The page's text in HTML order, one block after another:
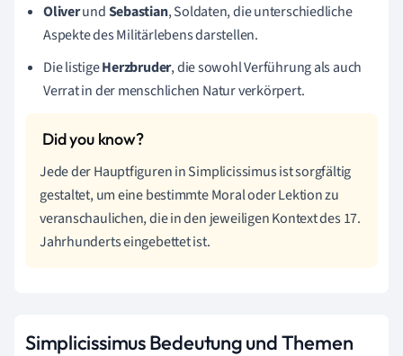
OliverundSebastian, Soldaten, die unterschiedliche
Aspekte des Militärlebens darstellen.
Die listigeHerzbruder, die sowohl Verführung als auch
Verrat in der menschlichen Natur verkörpert.
Jede der Hauptfiguren in Simplicissimus ist sorgfältig
gestaltet, um eine bestimmte Moral oder Lektion zu
veranschaulichen, die in den jeweiligen Kontext des 17.
Jahrhunderts eingebettet ist.
Simplicissimus Bedeutung und Themen